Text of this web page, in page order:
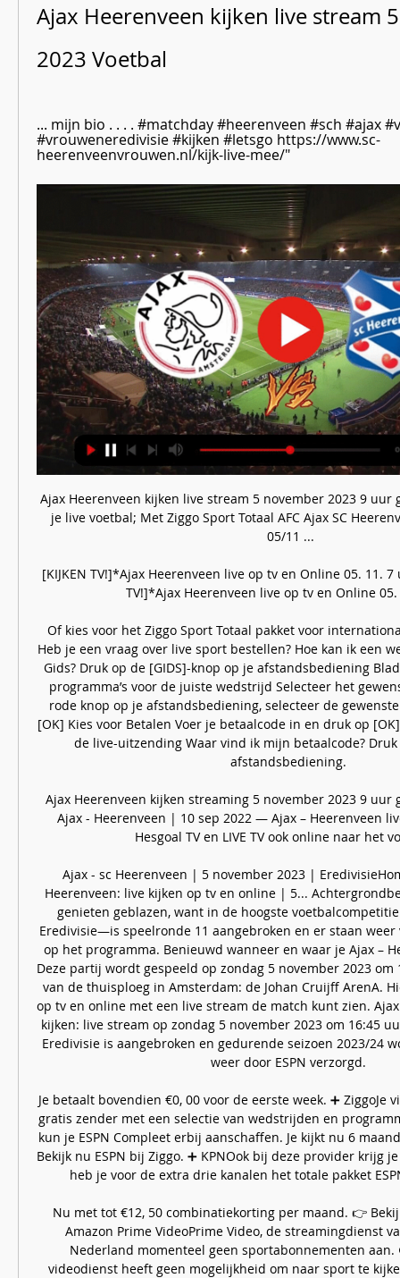
Ajax Heerenveen kijken live stream
2023 Voetbal
... mijn bio . . . . #matchday #heerenveen #sch #ajax
#vrouweneredivisie #kijken #letsgo https://www.sc-
heerenveenvrouwen.nl/kijk-live-mee/"
Ajax Heerenveen kijken live stream 5 november 2023 9 uur
je live voetbal; Met Ziggo Sport Totaal AFC Ajax SC
05/11 ...
[KIJKEN TV!]*Ajax Heerenveen live op tv en Online 05. 11.
TV!]*Ajax Heerenveen live op tv en Online 05.
Of kies voor het Ziggo Sport Totaal pakket voor
Heb je een vraag over live sport bestellen? Hoe kan ik een
Gids? Druk op de [GIDS]-knop op je afstandsbediening
programma’s voor de juiste wedstrijd Selecteer het
rode knop op je afstandsbediening, selecteer de
[OK] Kies voor Betalen Voer je betaalcode in en druk op
de live-uitzending Waar vind ik mijn betaalcode?
afstandsbediening.
Ajax Heerenveen kijken streaming 5 november 2023 9
Ajax - Heerenveen | 10 sep 2022 — Ajax – Heerenveen
Hesgoal TV en LIVE TV ook online naar het
Ajax - sc Heerenveen | 5 november 2023 |
Heerenveen: live kijken op tv en online | 5...
genieten geblazen, want in de hoogste
Eredivisie—is speelronde 11 aangebroken en er staan
op het programma. Benieuwd wanneer en waar je Ajax –
Deze partij wordt gespeeld op zondag 5 november 2023
van de thuisploeg in Amsterdam: de Johan Cruijff ArenA.
op tv en online met een live stream de match kunt zien.
kijken: live stream op zondag 5 november 2023 om 16:45
Eredivisie is aangebroken en gedurende seizoen 2023/24
weer door ESPN verzorgd.
Je betaalt bovendien €0, 00 voor de eerste week. ➕
gratis zender met een selectie van wedstrijden en
kun je ESPN Compleet erbij aanschaffen. Je kijkt nu 6
Bekijk nu ESPN bij Ziggo. ➕ KPNOok bij deze provider krijg
heb je voor de extra drie kanalen het totale pakket
Nu met tot €12, 50 combinatiekorting per maand. 👉
Amazon Prime VideoPrime Video, de streamingdienst
Nederland momenteel geen sportabonnementen aan.
videodienst heeft geen mogelijkheid om naar sport te